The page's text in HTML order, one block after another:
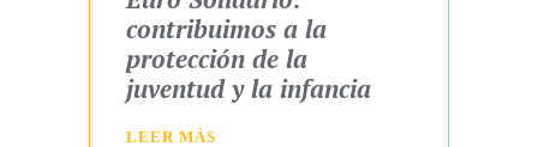
contribuimos a la
protección de la
juventud y la infancia
LEER MÁS